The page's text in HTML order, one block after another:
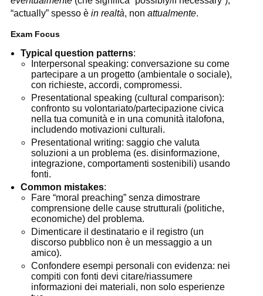
“actually” spesso è in realtà, non attualmente.
Exam Focus
Typical question patterns:
Interpersonal speaking: conversazione su come
partecipare a un progetto (ambientale o sociale),
con richieste, accordi, compromessi.
Presentational speaking (cultural comparison):
confronto su volontariato/partecipazione civica
nella tua comunità e in una comunità italofona,
includendo motivazioni culturali.
Presentational writing: saggio che valuta
soluzioni a un problema (es. disinformazione,
integrazione, comportamenti sostenibili) usando
fonti.
Common mistakes:
Fare “moral preaching” senza dimostrare
comprensione delle cause strutturali (politiche,
economiche) del problema.
Dimenticare il destinatario e il registro (un
discorso pubblico non è un messaggio a un
amico).
Confondere esempi personali con evidenza: nei
compiti con fonti devi citare/riassumere
informazioni dei materiali, non solo esperienze